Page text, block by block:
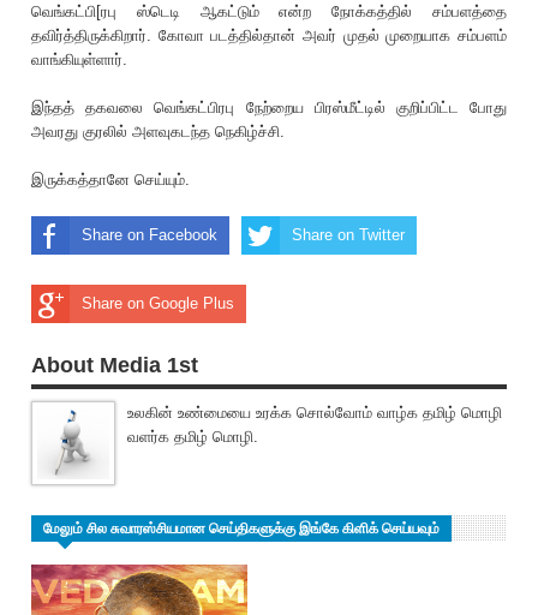
வெங்கட்பி[ரபு ஸ்டெடி ஆகட்டும் என்ற நோக்கத்தில் சம்பளத்தை
தவிர்த்திருக்கிறார். கோவா படத்தில்தான் அவர் முதல் முறையாக சம்பளம்
வாங்கியுள்ளார்.
இந்த‌த் தகவலை வெங்கட்பிரபு நேற்றைய பிரஸ்மீட்டில் குறிப்பிட்ட போது
அவரது குரலில் அளவுகடந்த நெகிழ்ச்சி.
இருக்கத்தானே செய்யும்.
Share on Facebook Share on Twitter
Share on Google Plus
About Media 1st
உலகின் உண்மையை உரக்க சொல்வோம் வாழ்க தமிழ் மொழி
வளர்க தமிழ் மொழி.
மேலும் சில சுவாரஸ்சியமான செய்திகளுக்கு இங்கே கிளிக் செய்யவும்